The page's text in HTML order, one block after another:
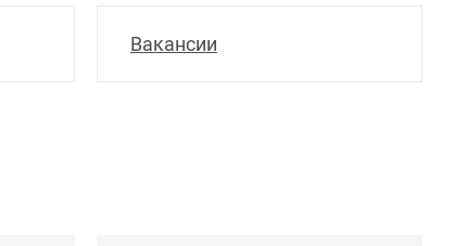
Вакансии